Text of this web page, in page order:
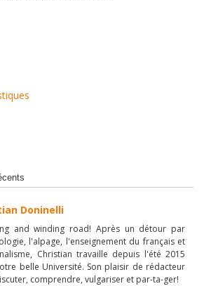
Doninelli
and winding road! Après un détour par
l'alpage, l'enseignement du français et
Christian travaille depuis l'été 2015
belle Université. Son plaisir de rédacteur
comprendre, vulgariser et par-ta-ger!